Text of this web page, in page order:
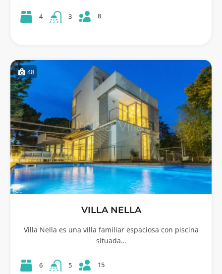
4 3 8
48
VILLA NELLA
Villa Nella es una villa familiar espaciosa con piscina
situada…
6 5 15